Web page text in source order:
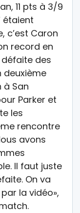
11 pts à 3/9
étaient
c’est Caron
record en
des
deuxième
à San
Parker et
les
rencontre
avons
Il faut juste
On va
la vidéo»,